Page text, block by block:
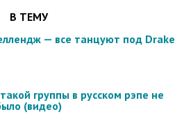
В ТЕМУ
— все танцуют под Drake
группы в русском рэпе не
(видео)